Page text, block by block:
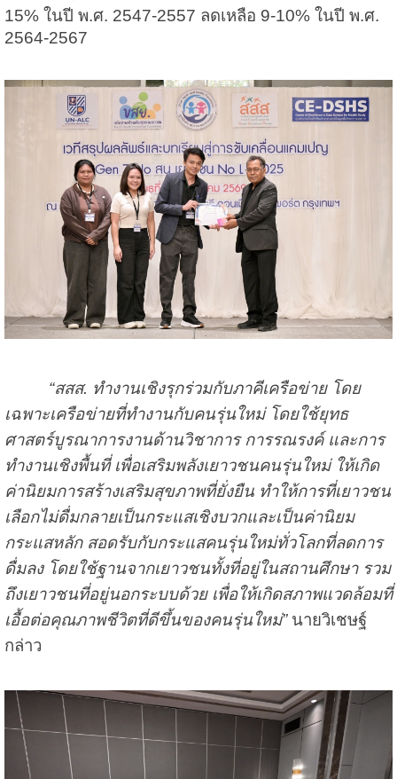
15% ในปี พ.ศ. 2547-2557 ลดเหลือ 9-10% ในปี พ.ศ.
2564-2567
“สสส. ทำงานเชิงรุกร่วมกับภาคีเครือข่าย โดย
เฉพาะเครือข่ายที่ทำงานกับคนรุ่นใหม่ โดยใช้ยุทธ
ศาสตร์บูรณาการงานด้านวิชาการ การรณรงค์ และการ
ทำงานเชิงพื้นที่ เพื่อเสริมพลังเยาวชนคนรุ่นใหม่ ให้เกิด
ค่านิยมการสร้างเสริมสุขภาพที่ยั่งยืน ทำให้การที่เยาวชน
เลือกไม่ดื่มกลายเป็นกระแสเชิงบวกและเป็นค่านิยม
กระแสหลัก สอดรับกับกระแสคนรุ่นใหม่ทั่วโลกที่ลดการ
ดื่มลง โดยใช้ฐานจากเยาวชนทั้งที่อยู่ในสถานศึกษา รวม
ถึงเยาวชนที่อยู่นอกระบบด้วย เพื่อให้เกิดสภาพแวดล้อมที่
เอื้อต่อคุณภาพชีวิตที่ดีขึ้นของคนรุ่นใหม่”นายวิเชษฐ์
กล่าว